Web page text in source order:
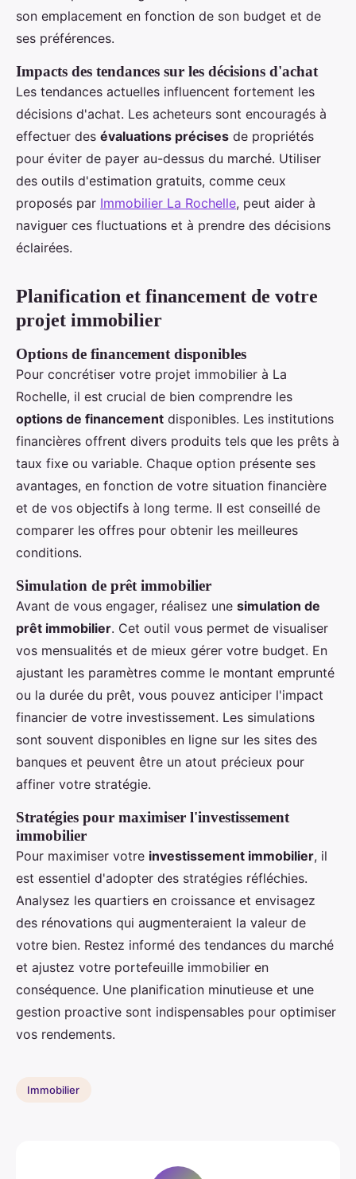
son emplacement en fonction de son budget et de
ses préférences.
Impacts des tendances sur les décisions d'achat
Les tendances actuelles influencent fortement les
décisions d'achat. Les acheteurs sont encouragés à
effectuer des évaluations précises de propriétés
pour éviter de payer au-dessus du marché. Utiliser
des outils d'estimation gratuits, comme ceux
proposés par Immobilier La Rochelle, peut aider à
naviguer ces fluctuations et à prendre des décisions
éclairées.
Planification et financement de votre
projet immobilier
Options de financement disponibles
Pour concrétiser votre projet immobilier à La
Rochelle, il est crucial de bien comprendre les
options de financement disponibles. Les institutions
financières offrent divers produits tels que les prêts à
taux fixe ou variable. Chaque option présente ses
avantages, en fonction de votre situation financière
et de vos objectifs à long terme. Il est conseillé de
comparer les offres pour obtenir les meilleures
conditions.
Simulation de prêt immobilier
Avant de vous engager, réalisez une simulation de
prêt immobilier. Cet outil vous permet de visualiser
vos mensualités et de mieux gérer votre budget. En
ajustant les paramètres comme le montant emprunté
ou la durée du prêt, vous pouvez anticiper l'impact
financier de votre investissement. Les simulations
sont souvent disponibles en ligne sur les sites des
banques et peuvent être un atout précieux pour
affiner votre stratégie.
Stratégies pour maximiser l'investissement
immobilier
Pour maximiser votre investissement immobilier, il
est essentiel d'adopter des stratégies réfléchies.
Analysez les quartiers en croissance et envisagez
des rénovations qui augmenteraient la valeur de
votre bien. Restez informé des tendances du marché
et ajustez votre portefeuille immobilier en
conséquence. Une planification minutieuse et une
gestion proactive sont indispensables pour optimiser
vos rendements.
Immobilier